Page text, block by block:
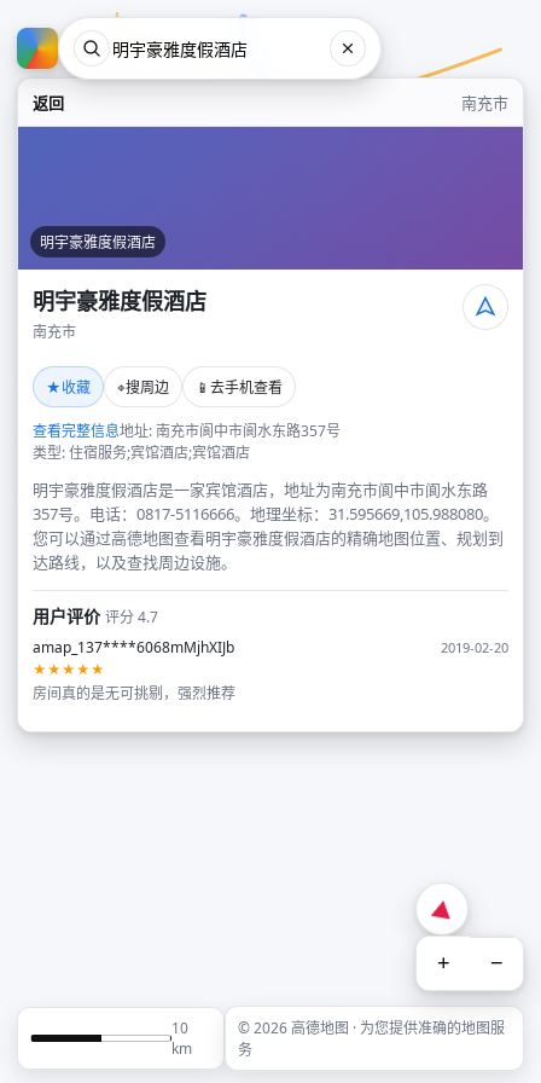
返回 南充市
明宇豪雅度假酒店
明宇豪雅度假酒店
南充市
★收藏 ⌖搜周边 📱 去手机查看
查看完整信息地址: 南充市阆中市阆水东路357号
类型: 住宿服务;宾馆酒店;宾馆酒店
明宇豪雅度假酒店是一家宾馆酒店，地址为南充市阆中市阆水东路
357号。电话：0817-5116666。地理坐标：31.595669,105.988080。
您可以通过高德地图查看明宇豪雅度假酒店的精确地图位置、规划到
达路线，以及查找周边设施。
用户评价评分 4.7
amap_137****6068mMjhXIJb
2019-02-20
★★★★★
房间真的是无可挑剔，强烈推荐
+ −
10
km
© 2026 高德地图 · 为您提供准确的地图服
务